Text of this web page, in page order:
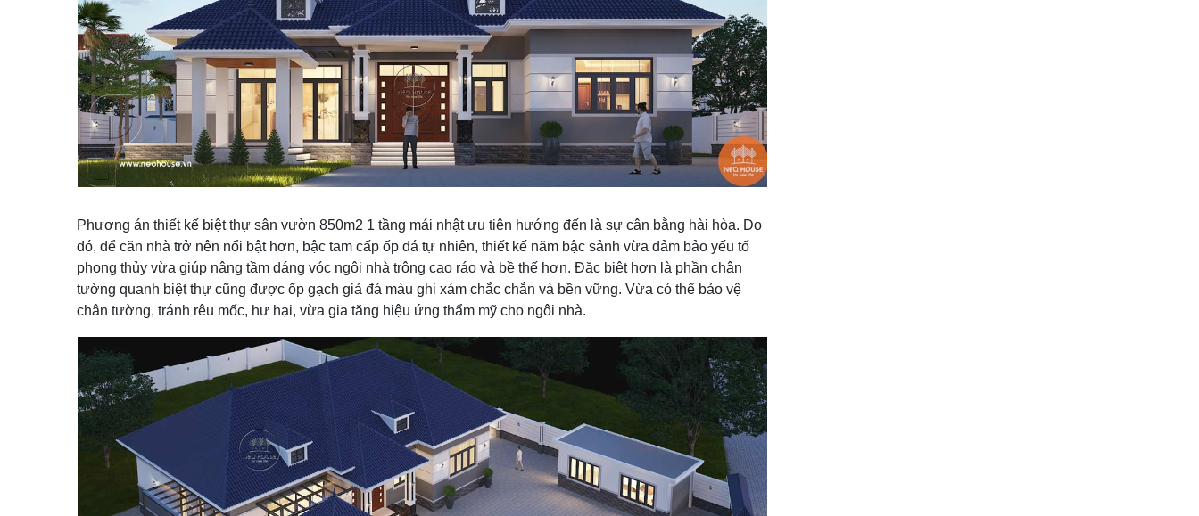
Phương án thiết kế biệt thự sân vườn 850m2 1 tầng mái nhật ưu tiên hướng đến là sự cân bằng hài hòa. Do
đó, để căn nhà trở nên nổi bật hơn, bậc tam cấp ốp đá tự nhiên, thiết kế năm bậc sảnh vừa đảm bảo yếu tố
phong thủy vừa giúp nâng tầm dáng vóc ngôi nhà trông cao ráo và bề thế hơn. Đặc biệt hơn là phần chân
tường quanh biệt thự cũng được ốp gạch giả đá màu ghi xám chắc chắn và bền vững. Vừa có thể bảo vệ
chân tường, tránh rêu mốc, hư hại, vừa gia tăng hiệu ứng thẩm mỹ cho ngôi nhà.